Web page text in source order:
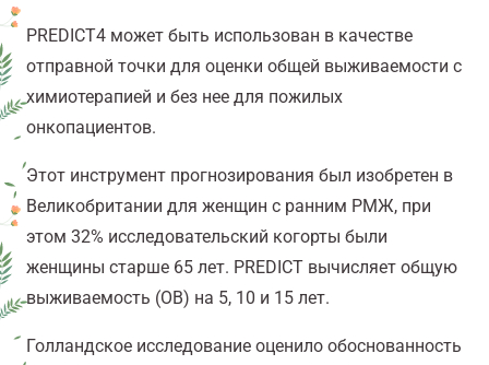
PREDICT4 может быть использован в качестве
отправной точки для оценки общей выживаемости с
химиотерапией и без нее для пожилых
онкопациентов.
Этот инструмент прогнозирования был изобретен в
Великобритании для женщин с ранним РМЖ, при
этом 32% исследовательский когорты были
женщины старше 65 лет. PREDICT вычисляет общую
выживаемость (ОВ) на 5, 10 и 15 лет.
Голландское исследование оценило обоснованность